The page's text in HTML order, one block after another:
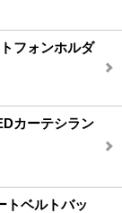
フォンホルダ
カーテシラン
トベルトバッ